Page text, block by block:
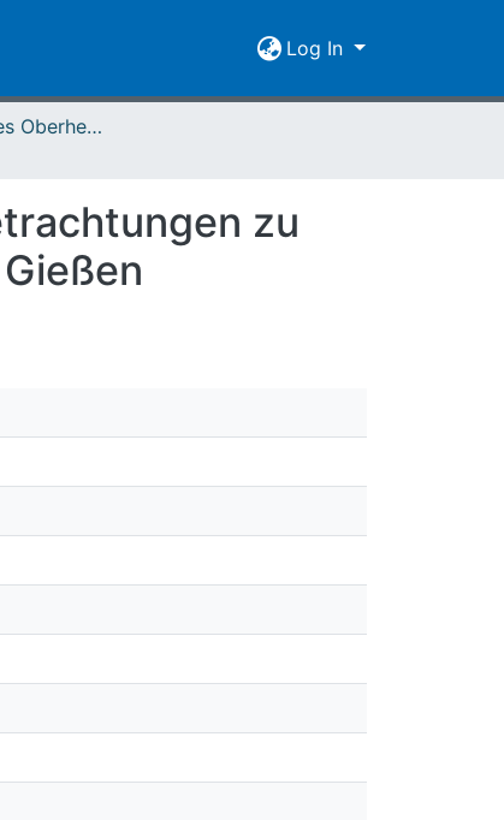
Log In
Mitteilungen des Oberhessischen Geschichtsvereins Gießen Vol. 051 (1966)
zu